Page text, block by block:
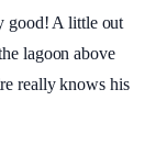
good! A little out
lagoon above
really knows his